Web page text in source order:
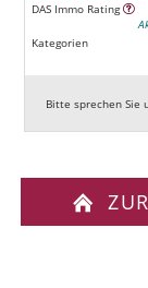
DAS Immo Rating
Kategorien
Bitte sprechen Sie